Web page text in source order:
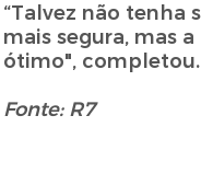
“Talvez não tenha
mais segura, mas
ótimo", completou.
Fonte: R7